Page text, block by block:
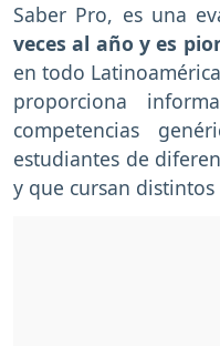
Saber Pro, es una
veces al año y es
en todo
proporciona
competencias
estudiantes de
y que cursan